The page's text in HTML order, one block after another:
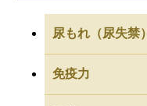
尿もれ（尿失禁）
免疫力